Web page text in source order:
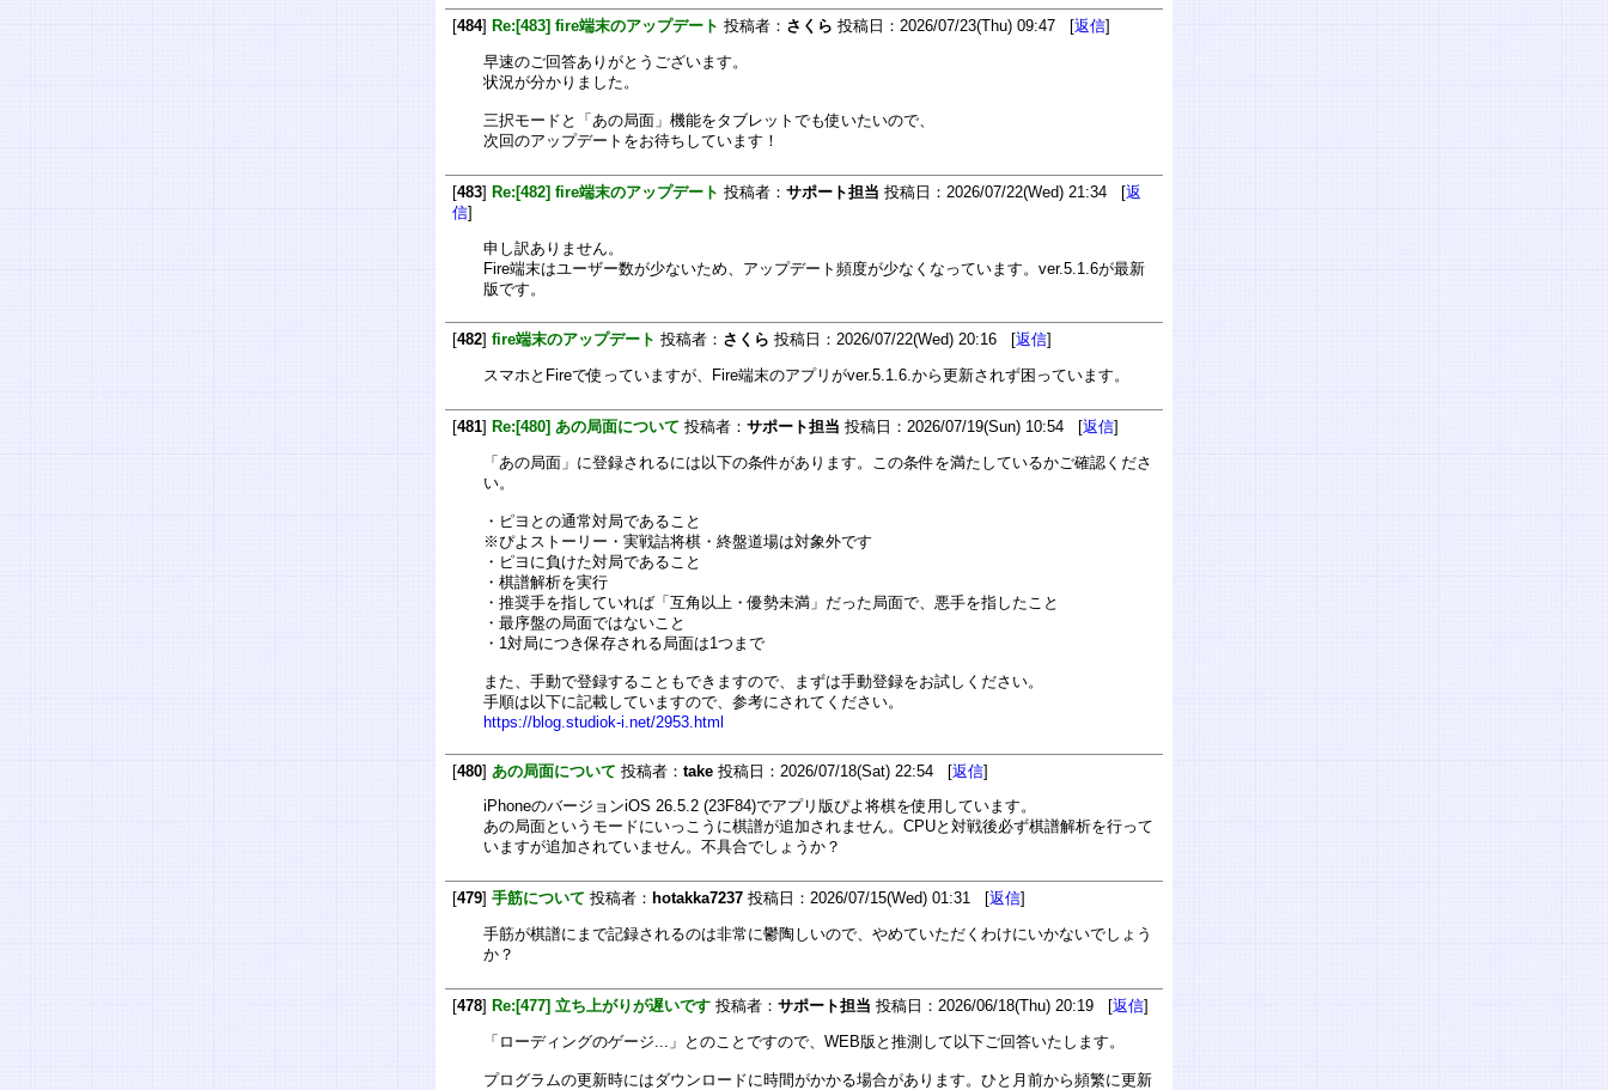
[484] Re:[483] fire端末のアップデート 投稿者： さくら 投稿日：2026/07/23(Thu) 09:47 [返信]
早速のご回答ありがとうございます。
状況が分かりました。
三択モードと「あの局面」機能をタブレットでも使いたいので、
次回のアップデートをお待ちしています！
[483] Re:[482] fire端末のアップデート 投稿者： サポート担当 投稿日：2026/07/22(Wed) 21:34 [返
信]
申し訳ありません。
Fire端末はユーザー数が少ないため、アップデート頻度が少なくなっています。ver.5.1.6が最新
版です。
[482] fire端末のアップデート 投稿者： さくら 投稿日：2026/07/22(Wed) 20:16 [返信]
スマホとFireで使っていますが、Fire端末のアプリがver.5.1.6.から更新されず困っています。
[481] Re:[480] あの局面について 投稿者： サポート担当 投稿日：2026/07/19(Sun) 10:54 [返信]
「あの局面」に登録されるには以下の条件があります。この条件を満たしているかご確認くださ
い。
・ピヨとの通常対局であること
※ぴよストーリー・実戦詰将棋・終盤道場は対象外です
・ピヨに負けた対局であること
・棋譜解析を実行
・推奨手を指していれば「互角以上・優勢未満」だった局面で、悪手を指したこと
・最序盤の局面ではないこと
・1対局につき保存される局面は1つまで
また、手動で登録することもできますので、まずは手動登録をお試しください。
手順は以下に記載していますので、参考にされてください。
https://blog.studiok-i.net/2953.html
[480] あの局面について 投稿者： take 投稿日：2026/07/18(Sat) 22:54 [返信]
iPhoneのバージョンiOS 26.5.2 (23F84)でアプリ版ぴよ将棋を使用しています。
あの局面というモードにいっこうに棋譜が追加されません。CPUと対戦後必ず棋譜解析を行って
いますが追加されていません。不具合でしょうか？
[479] 手筋について 投稿者： hotakka7237 投稿日：2026/07/15(Wed) 01:31 [返信]
手筋が棋譜にまで記録されるのは非常に鬱陶しいので、やめていただくわけにいかないでしょう
か？
[478] Re:[477] 立ち上がりが遅いです 投稿者： サポート担当 投稿日：2026/06/18(Thu) 20:19 [返信]
「ローディングのゲージ...」とのことですので、WEB版と推測して以下ご回答いたします。
プログラムの更新時にはダウンロードに時間がかかる場合があります。ひと月前から頻繁に更新